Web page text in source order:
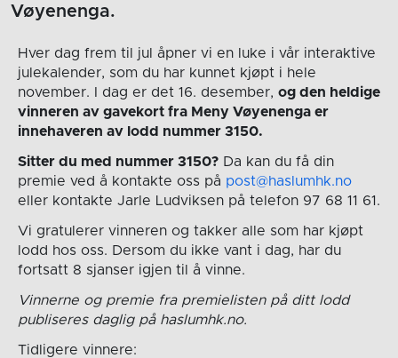
Vøyenenga.
Hver dag frem til jul åpner vi en luke i vår interaktive
julekalender, som du har kunnet kjøpt i hele
november. I dag er det 16. desember, og den heldige
vinneren av gavekort fra Meny Vøyenenga er
innehaveren av lodd nummer 3150.
Sitter du med nummer 3150?Da kan du få din
premie ved å kontakte oss på post@haslumhk.no
eller kontakte Jarle Ludviksen på telefon 97 68 11 61.
Vi gratulerer vinneren og takker alle som har kjøpt
lodd hos oss. Dersom du ikke vant i dag, har du
fortsatt 8 sjanser igjen til å vinne.
Vinnerne og premie fra premielisten på ditt lodd
publiseres daglig på haslumhk.no.
Tidligere vinnere: